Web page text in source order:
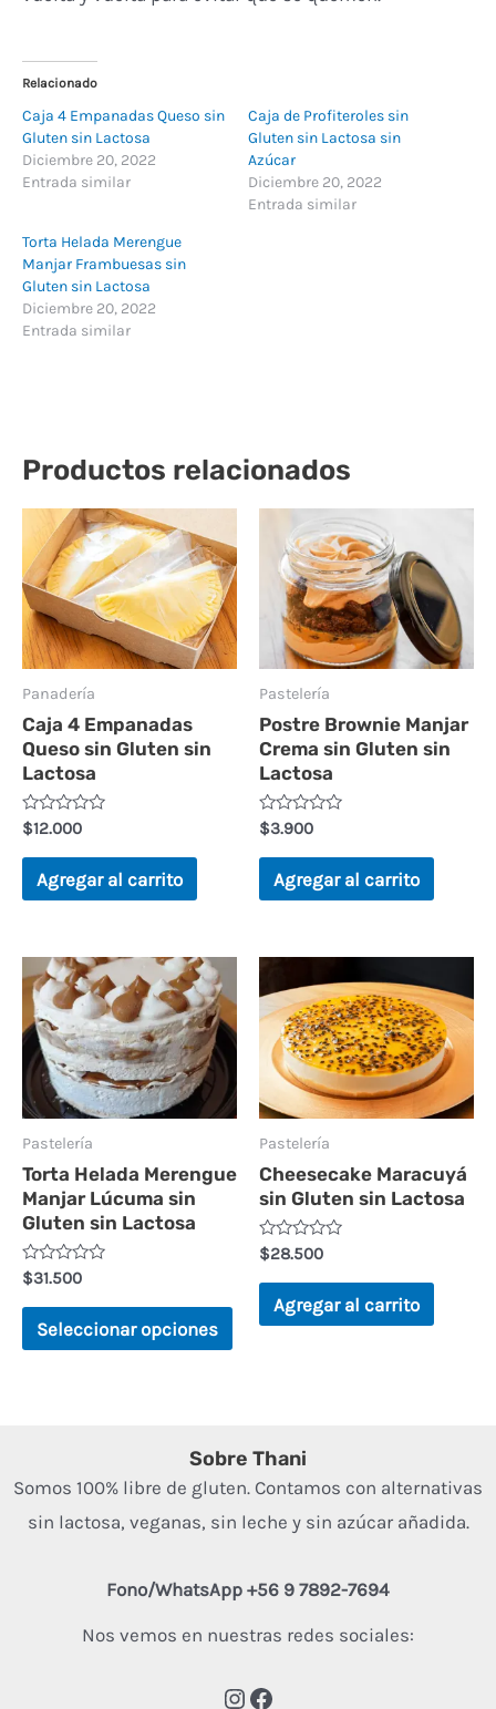
Relacionado
Caja 4 Empanadas Queso sin
Gluten sin Lactosa
Diciembre 20, 2022
Entrada similar
Caja de Profiteroles sin
Gluten sin Lactosa sin
Azúcar
Diciembre 20, 2022
Entrada similar
Torta Helada Merengue
Manjar Frambuesas sin
Gluten sin Lactosa
Diciembre 20, 2022
Entrada similar
Productos relacionados
Panadería
Caja 4 Empanadas
Queso sin Gluten sin
Lactosa
Valorado
en
0
$12.000
Agregar al carrito
Pastelería
Postre Brownie Manjar
Crema sin Gluten sin
Lactosa
Valorado
en
0
$3.900
Agregar al carrito
Pastelería
Torta Helada Merengue
Manjar Lúcuma sin
Gluten sin Lactosa
Valorado
en
0
de
$31.500
Seleccionar opciones
Este
producto
tiene
múltiples
variantes.
opciones
pueden
elegir
en
la
producto
Pastelería
Cheesecake Maracuyá
sin Gluten sin Lactosa
Valorado
en
0
$28.500
Agregar al carrito
Sobre Thani
Somos 100% libre de gluten. Contamos con alternativas
sin lactosa, veganas, sin leche y sin azúcar añadida.
Fono/WhatsApp +56 9 7892-7694
Nos vemos en nuestras redes sociales: